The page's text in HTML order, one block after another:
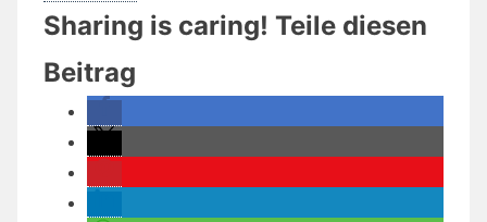
Verzeichnis-
Synchronisation
zwischen
mehreren
Geräten
Sharing is caring! Teile diesen
Beitrag